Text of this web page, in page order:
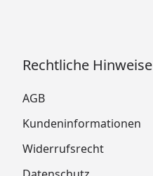
Rechtliche Hinweise
AGB
Kundeninformationen
Widerrufsrecht